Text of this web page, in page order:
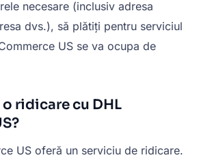
necesare (inclusiv adresa
dvs.), să plătiți pentru serviciul
US se va ocupa de
ridicare cu DHL
US oferă un serviciu de ridicare.